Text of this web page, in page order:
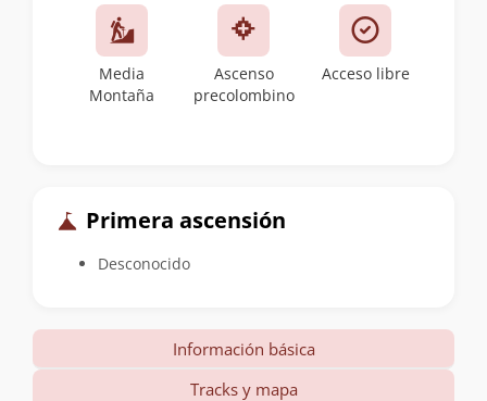
Media
Montaña
Ascenso
precolombino
Acceso libre
Primera ascensión
Desconocido
Información básica
Tracks y mapa